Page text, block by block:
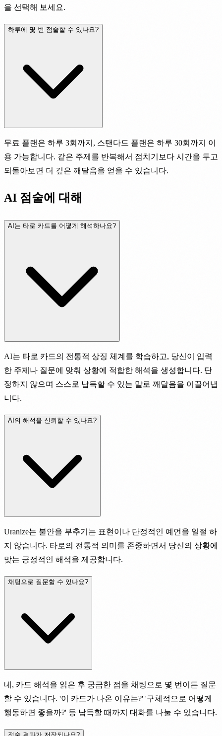
을 선택해 보세요.
하루에 몇 번 점술할 수 있나요?
무료 플랜은 하루 3회까지, 스탠다드 플랜은 하루 30회까지 이
용 가능합니다. 같은 주제를 반복해서 점치기보다 시간을 두고
되돌아보면 더 깊은 깨달음을 얻을 수 있습니다.
AI 점술에 대해
AI는 타로 카드를 어떻게 해석하나요?
AI는 타로 카드의 전통적 상징 체계를 학습하고, 당신이 입력
한 주제나 질문에 맞춰 상황에 적합한 해석을 생성합니다. 단
정하지 않으며 스스로 납득할 수 있는 말로 깨달음을 이끌어냅
니다.
AI의 해석을 신뢰할 수 있나요?
Uranize는 불안을 부추기는 표현이나 단정적인 예언을 일절 하
지 않습니다. 타로의 전통적 의미를 존중하면서 당신의 상황에
맞는 긍정적인 해석을 제공합니다.
채팅으로 질문할 수 있나요?
네, 카드 해석을 읽은 후 궁금한 점을 채팅으로 몇 번이든 질문
할 수 있습니다. '이 카드가 나온 이유는?' '구체적으로 어떻게
행동하면 좋을까?' 등 납득할 때까지 대화를 나눌 수 있습니다.